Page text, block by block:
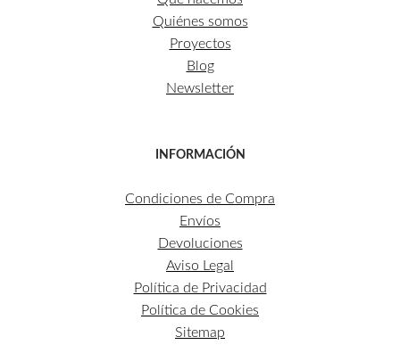
Quiénes somos
Proyectos
Blog
Newsletter
INFORMACIÓN
Condiciones de Compra
Envíos
Devoluciones
Aviso Legal
Política de Privacidad
Política de Cookies
Sitemap